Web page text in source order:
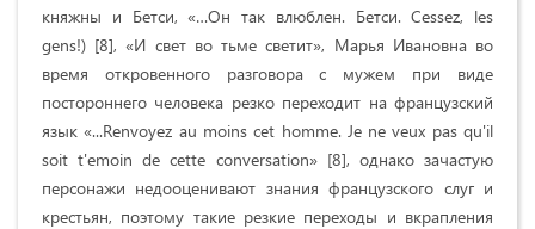
княжны и Бетси, «…Он так влюблен. Бетси. Cessez, les
gens!) [8], «И свет во тьме светит», Марья Ивановна во
время откровенного разговора с мужем при виде
постороннего человека резко переходит на французский
язык «...Renvoyez au moins cet homme. Je ne veux pas qu'il
soit t'emoin de cette conversation» [8], однако зачастую
персонажи недооценивают знания французского слуг и
крестьян, поэтому такие резкие переходы и вкрапления